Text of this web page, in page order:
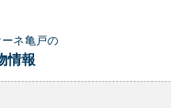
ーネ亀戸の
情報